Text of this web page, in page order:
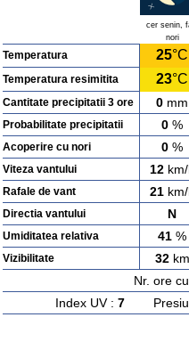
cer senin,
nori
Temperatura 25°C
Temperatura resimitita 23°C
Cantitate precipitatii 3 ore 0 mm
Probabilitate precipitatii 0 %
Acoperire cu nori 0 %
Viteza vantului 12km/
Rafale de vant 21km/
Directia vantului N
Umiditatea relativa 41 %
Vizibilitate 32km
Nr. ore
Index UV : 7